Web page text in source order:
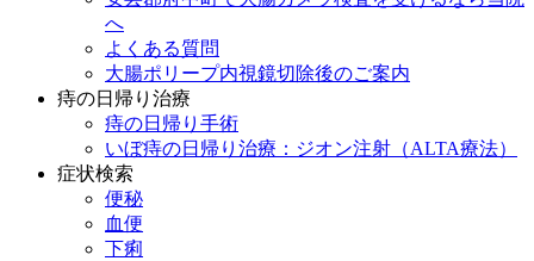
へ
よくある質問
大腸ポリープ内視鏡切除後のご案内
痔の日帰り治療
痔の日帰り手術
いぼ痔の日帰り治療：ジオン注射（ALTA療法）
症状検索
便秘
血便
下痢